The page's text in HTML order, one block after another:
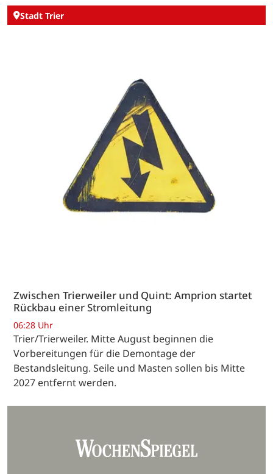
Stadt Trier
Zwischen Trierweiler und Quint: Amprion startet
Rückbau einer Stromleitung
06:28 Uhr
Trier/Trierweiler. Mitte August beginnen die
Vorbereitungen für die Demontage der
Bestandsleitung. Seile und Masten sollen bis Mitte
2027 entfernt werden.